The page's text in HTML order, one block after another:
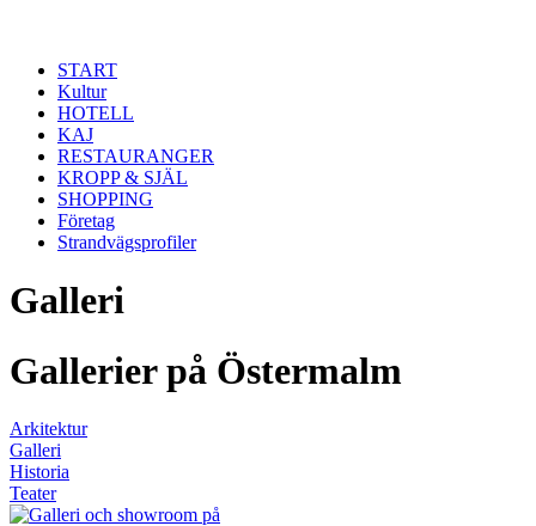
START
Kultur
HOTELL
KAJ
RESTAURANGER
KROPP & SJÄL
SHOPPING
Företag
Strandvägsprofiler
Galleri
Gallerier på Östermalm
Arkitektur
Galleri
Historia
Teater